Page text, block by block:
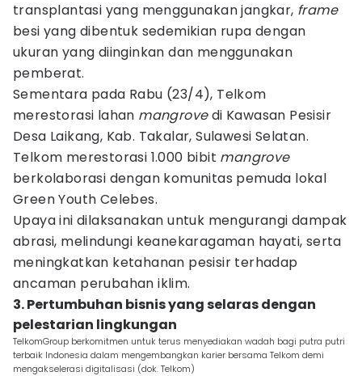
transplantasi yang menggunakan jangkar, frame
besi yang dibentuk sedemikian rupa dengan
ukuran yang diinginkan dan menggunakan
pemberat.
Sementara pada Rabu (23/4), Telkom
merestorasi lahan mangrovedi Kawasan Pesisir
Desa Laikang, Kab. Takalar, Sulawesi Selatan.
Telkom merestorasi 1.000 bibit mangrove
berkolaborasi dengan komunitas pemuda lokal
Green Youth Celebes.
Upaya ini dilaksanakan untuk mengurangi dampak
abrasi, melindungi keanekaragaman hayati, serta
meningkatkan ketahanan pesisir terhadap
ancaman perubahan iklim.
3. Pertumbuhan bisnis yang selaras dengan
pelestarian lingkungan
TelkomGroup berkomitmen untuk terus menyediakan wadah bagi putra putri
terbaik Indonesia dalam mengembangkan karier bersama Telkom demi
mengakselerasi digitalisasi (dok. Telkom)